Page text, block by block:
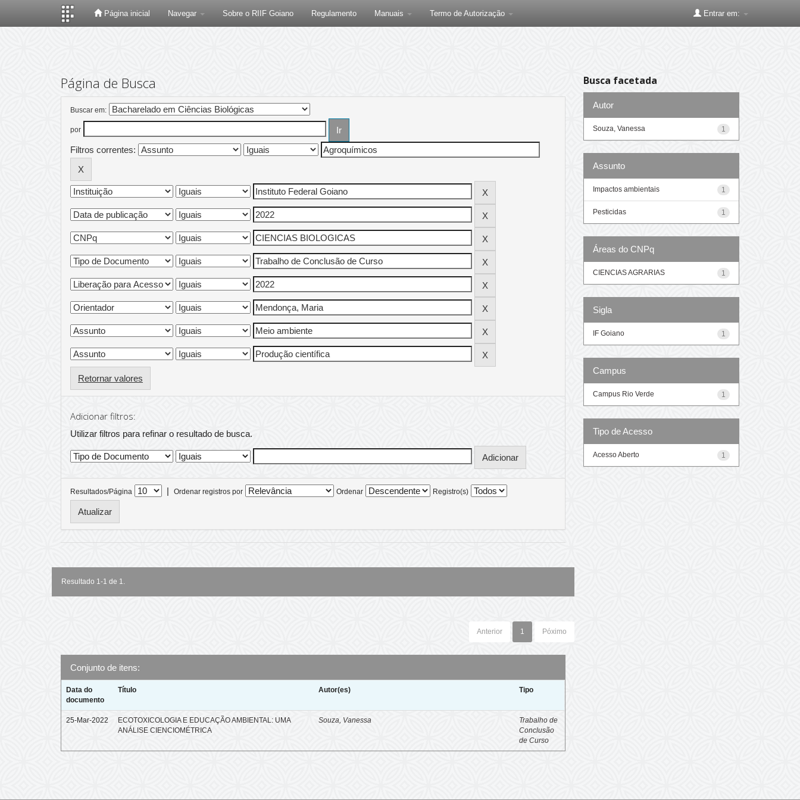
Página inicial Navegar Sobre o RIIF Goiano Regulamento Manuais Termo de Autorização Entrar em:
Página de Busca
Buscar em:
por
Filtros correntes:
Retornar valores
Adicionar filtros:
Utilizar filtros para refinar o resultado de busca.
Resultados/Página | Ordenar registros por Ordenar Registro(s)
Resultado 1-1 de 1.
Anterior 1 Póximo
Conjunto de itens:
Data do
documento
Título Autor(es) Tipo
25-Mar-2022
ECOTOXICOLOGIA E EDUCAÇÃO AMBIENTAL: UMA
ANÁLISE CIENCIOMÉTRICA
Souza, Vanessa
Trabalho de
Conclusão
de Curso
Busca facetada
Autor
1
Souza, Vanessa
Assunto
1
Impactos ambientais
1
Pesticidas
Áreas do CNPq
1
CIENCIAS AGRARIAS
Sigla
1
IF Goiano
Campus
1
Campus Rio Verde
Tipo de Acesso
1
Acesso Aberto